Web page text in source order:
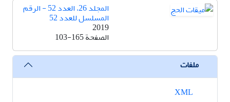
المجلد 26، العدد 52 - الرقم
المسلسل للعدد 52
2019
الصفحة103-165
ملفات